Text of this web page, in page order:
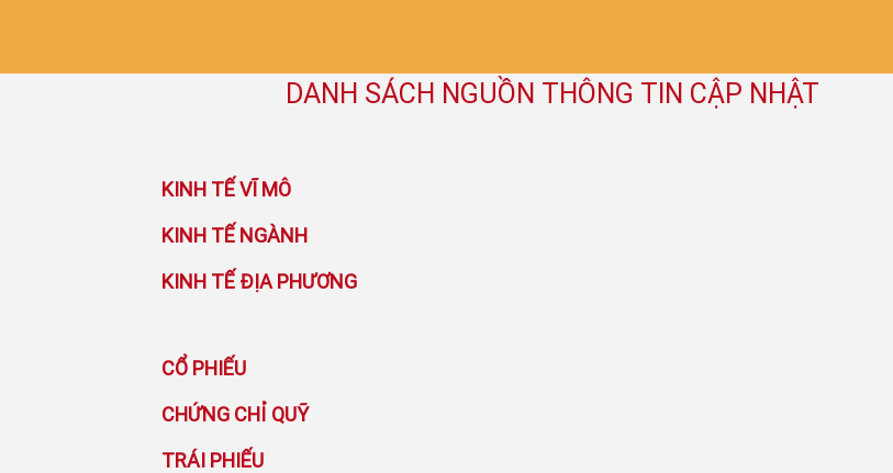
DANH SÁCH NGUỒN THÔNG TIN CẬP NHẬT
KINH TẾ VĨ MÔ
KINH TẾ NGÀNH
KINH TẾ ĐỊA PHƯƠNG
CỔ PHIẾU
CHỨNG CHỈ QUỸ
TRÁI PHIẾU